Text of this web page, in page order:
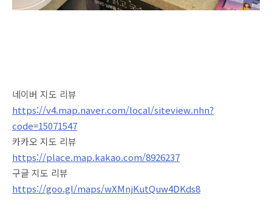
네이버 지도 리뷰
https://v4.map.naver.com/local/siteview.nhn?
code=15071547
카카오 지도 리뷰
https://place.map.kakao.com/8926237
구글 지도 리뷰
https://goo.gl/maps/wXMnjKutQuw4DKds8